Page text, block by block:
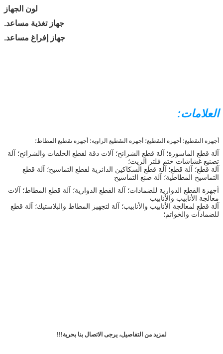
لون الجهاز
جهاز تغذية مساعد.
جهاز إفراغ مساعد.
العلامات:
أجهزة التقطيع؛ أجهزة التقطيع؛ أجهزة التقطيع الزاوية؛ أجهزة تقطيع المطاط؛
آلة قطع الماسورة؛ آلة قطع الشرائح؛ آلات دقة لقطع الحلقات والشرائح؛ آلة
تصنيع غشاشات ختم فلتر الزيت؛
آلة قطع؛ آلة قطع؛ آلة قطع السكاكين الدائرية لقطع التماسيح؛ آلة قطع
التماسيح المطاطية؛ آلة صنع التماسيح
أجهزة القطع الدوارية للضمادات؛ آلة القطع الدوارية؛ آلة قطع المطاط؛ آلات
معالجة الأنابيب والأنابيب
آلة قطع لمعالجة الأنابيب والأنابيب؛ آلة لتجهيز المطاط والبلاستيك؛ آلة قطع
للضمادات والخواتم؛
لمزيد من التفاصيل، يرجى الاتصال بنا بحرية!!!